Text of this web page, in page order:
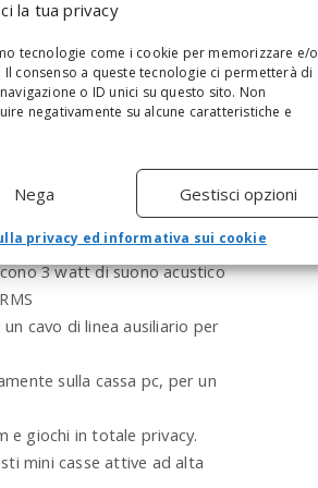
la tua privacy
tecnologie come i cookie per memorizzare e/o
consenso a queste tecnologie ci permetterà di
o ID unici su questo sito. Non
negativamente su alcune caratteristiche e
Nega Gestisci opzioni
privacy ed informativa sui cookie
3 watt di suono acustico
cavo di linea ‎ausiliario per
sulla cassa pc, per un
e giochi ‎in totale privacy.
mini casse attive ad alta
c
h
a
h
i
t
e
t